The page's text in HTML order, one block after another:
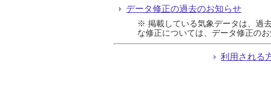
データ修正の過去のお知らせ
※ 掲載している気象データは、過
な修正については、データ修正のお
利用される